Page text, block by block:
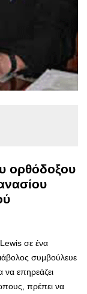
ορθόδοξου
σε ένα
συμβούλευε
να επηρεάζει
πρέπει να